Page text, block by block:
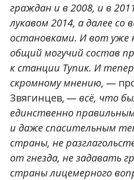
граждан и в 2008, и в
лукавом 2014, а далее со
остановками. И вот уже
общий могучий состав
к станции Тупик. И
скромному мнению, —
Звягинцев, — всё, что
единственно
и даже спасительным
страны, не
от гнезда, не задавать
страны лицемерного